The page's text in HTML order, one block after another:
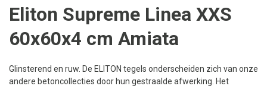
Eliton Supreme Linea XXS
60x60x4 cm Amiata
Glinsterend en ruw. De ELITON tegels onderscheiden zich van onze
andere betoncollecties door hun gestraalde afwerking. Het